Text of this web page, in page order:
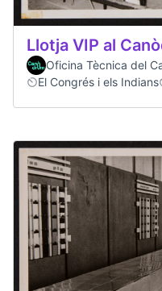
Llotja VIP al
Oficina Tècnica del
El Congrés i els Indians